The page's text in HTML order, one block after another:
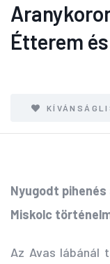
Étterem
Nyugodt pihenés
Miskolc
Az Avas lábánál